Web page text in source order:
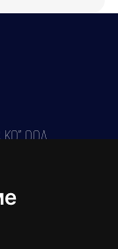
КО" ООД,